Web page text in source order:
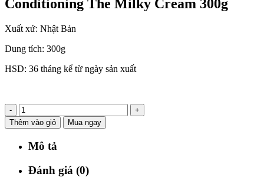
Conditioning The Milky Cream 300g
Xuất xứ: Nhật Bản
Dung tích: 300g
HSD: 36 tháng kể từ ngày sản xuất
-
+
Thêm vào giỏ
Mua ngay
Mô tả
Đánh giá (0)